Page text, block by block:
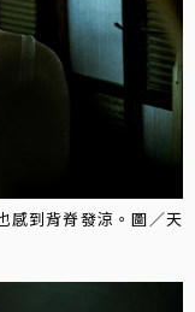
感到背脊發涼。圖／天